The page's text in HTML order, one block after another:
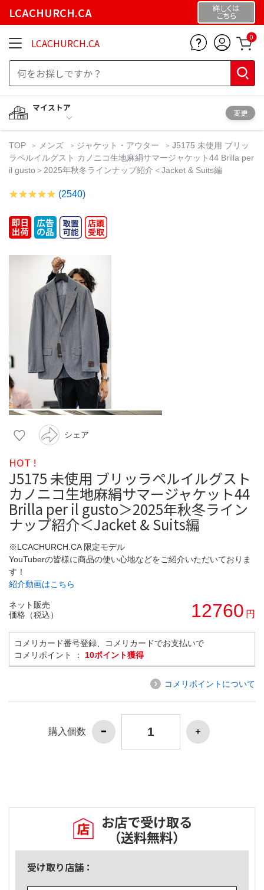
LCACHURCH.CA 詳しくは
こちら
LCACHURCH.CA 0
マイストア
変更
TOP メンズ ジャケット・アウター
J5175 未使用 ブリッ
ラペルイルグスト カノニコ生地麻絹サマージャケット44 Brilla per
il gusto＞2025年秋冬ラインナップ紹介＜Jacket & Suits編
(2540)
シェア
HOT !
J5175 未使用 ブリッラペルイルグスト
カノニコ生地麻絹サマージャケット44
Brilla per il gusto＞2025年秋冬ライン
ナップ紹介＜Jacket & Suits編
※LCACHURCH.CA 限定モデル
YouTuberの皆様に商品の使い心地などをご紹介いただいておりま
す！
紹介動画はこちら
ネット販売
価格（税込）
12760 円
コメリカード番号登録、コメリカードでお支払いで
コメリポイント ： 10ポイント獲得
コメリポイントについて
購入個数
お店で受け取る
（送料無料）
受け取り店舗：